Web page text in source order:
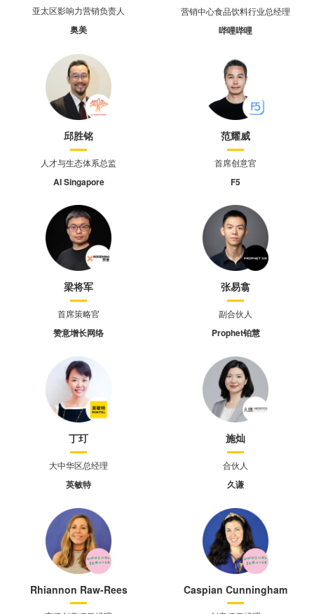
亚太区影响力营销负责人
奥美
营销中心食品饮料行业总经理
哔哩哔哩
邱胜铭
人才与生态体系总监
AI Singapore
范耀威
首席创意官
F5
梁将军
首席策略官
赞意增长网络
张易翕
副合伙人
Prophet铂慧
丁玎
大中华区总经理
英敏特
施灿
合伙人
久谦
Rhiannon Raw-Rees Caspian Cunningham